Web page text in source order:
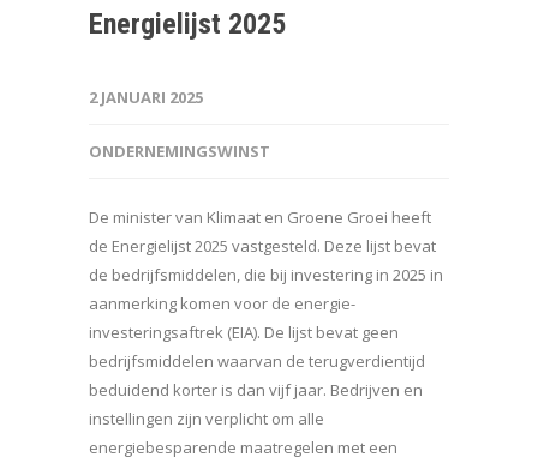
Energielijst 2025
2 JANUARI 2025
ONDERNEMINGSWINST
De minister van Klimaat en Groene Groei heeft
de Energielijst 2025 vastgesteld. Deze lijst bevat
de bedrijfsmiddelen, die bij investering in 2025 in
aanmerking komen voor de energie-
investeringsaftrek (EIA). De lijst bevat geen
bedrijfsmiddelen waarvan de terugverdientijd
beduidend korter is dan vijf jaar. Bedrijven en
instellingen zijn verplicht om alle
energiebesparende maatregelen met een